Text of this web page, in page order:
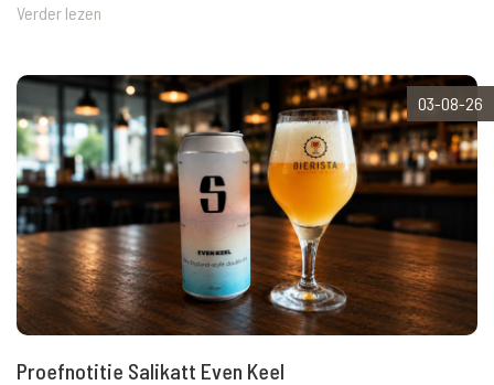
Verder lezen
03-08-26
Proefnotitie Salikatt Even Keel